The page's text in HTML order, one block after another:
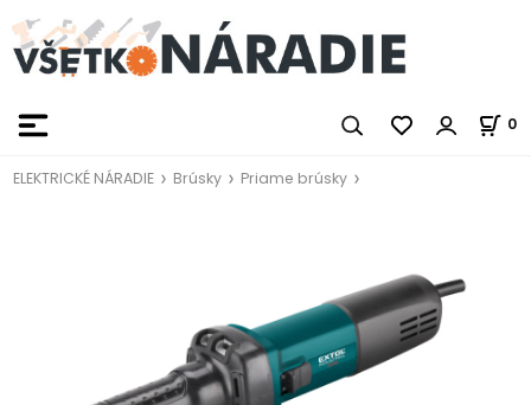
0
ELEKTRICKÉ NÁRADIE Brúsky Priame brúsky